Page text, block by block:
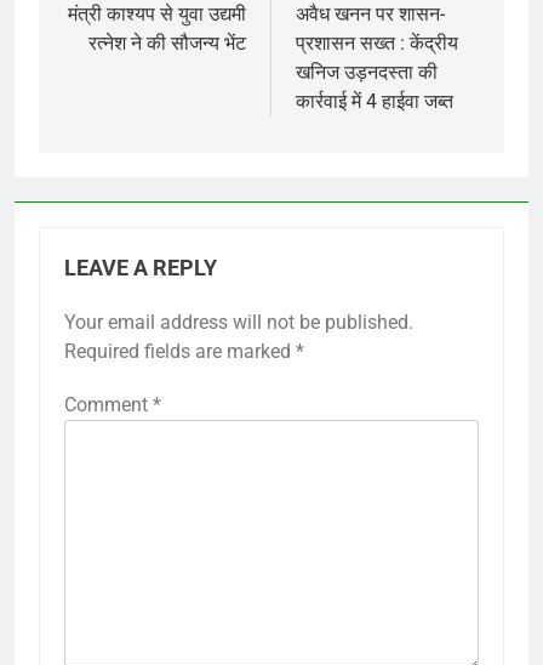
navigation
मंत्री काश्यप से युवा उद्यमी
रत्नेश ने की सौजन्य भेंट
अवैध खनन पर शासन-
प्रशासन सख्त : केंद्रीय
खनिज उड़नदस्ता की
कार्रवाई में 4 हाईवा जब्त
LEAVE A REPLY
Your email address will not be published.
Required fields are marked *
Comment *